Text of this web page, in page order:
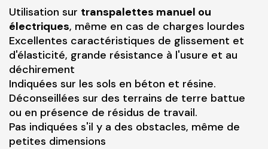
Utilisation sur transpalettes manuel ou
électriques, même en cas de charges lourdes
Excellentes caractéristiques de glissement et
d'élasticité, grande résistance à l'usure et au
déchirement
Indiquées sur les sols en béton et résine.
Déconseillées sur des terrains de terre battue
ou en présence de résidus de travail.
Pas indiquées s'il y a des obstacles, même de
petites dimensions